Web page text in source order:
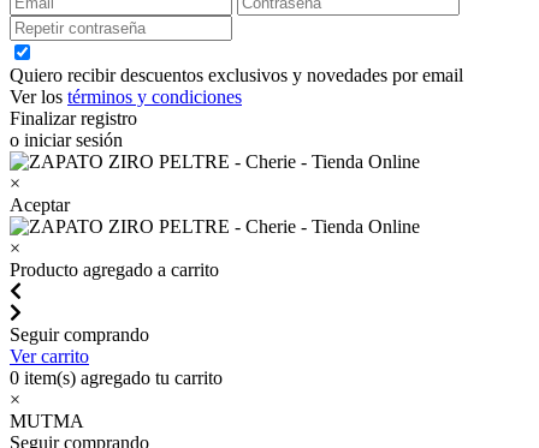
Quiero recibir descuentos exclusivos y novedades por email
Ver los términos y condiciones
Finalizar registro
o iniciar sesión
×
Aceptar
×
Producto agregado a carrito
Seguir comprando
Ver carrito
0 item(s) agregado tu carrito
×
MUTMA
Seguir comprando